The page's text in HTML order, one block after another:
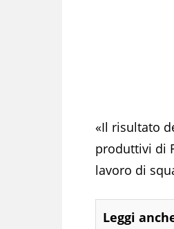
«Il risultato
produttivi di
lavoro di
Leggi